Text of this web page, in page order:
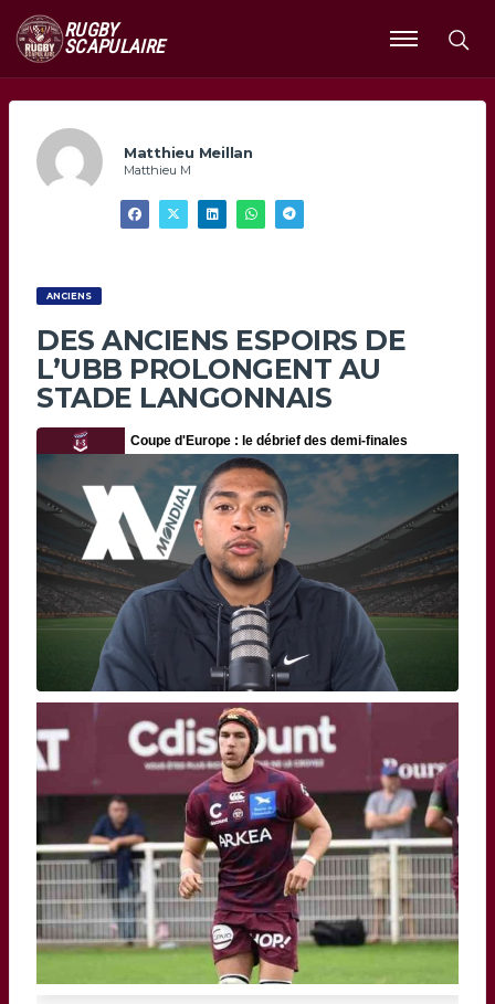
RUGBY
SCAPULAIRE
Ouvrir
le
Matthieu Meillan
Matthieu M
ANCIENS
DES ANCIENS ESPOIRS DE
L’UBB PROLONGENT AU
STADE LANGONNAIS